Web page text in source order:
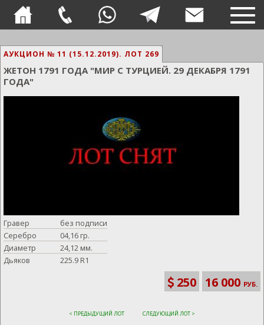
АУКЦИОН № 11 (15.12.2019). ЛОТ 269
ЖЕТОН 1791 ГОДА "МИР С ТУРЦИЕЙ. 29 ДЕКАБРЯ 1791
ГОДА"
Гравер
без подписи
Серебро
04,16 гр.
Диаметр
24,12 мм.
Дьяков
225.9 R1
250 16 000 РУБ.
< ПРЕДЫДУЩИЙ ЛОТ СЛЕДУЮЩИЙ ЛОТ >